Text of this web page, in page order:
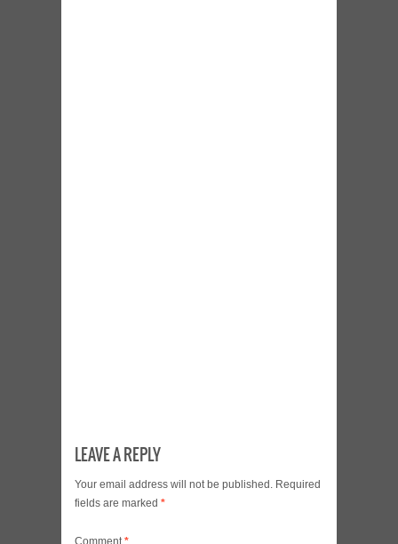
LEAVE A REPLY
Your email address will not be published. Required
fields are marked *
Comment *